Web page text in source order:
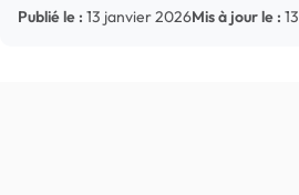
Publié le : 13 janvier 2026Mis à jour le :